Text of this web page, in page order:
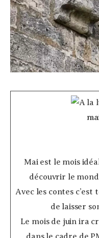
Mai est le mois
découvrir le
Avec les contes c’est
de laisser
Le mois de juin ira